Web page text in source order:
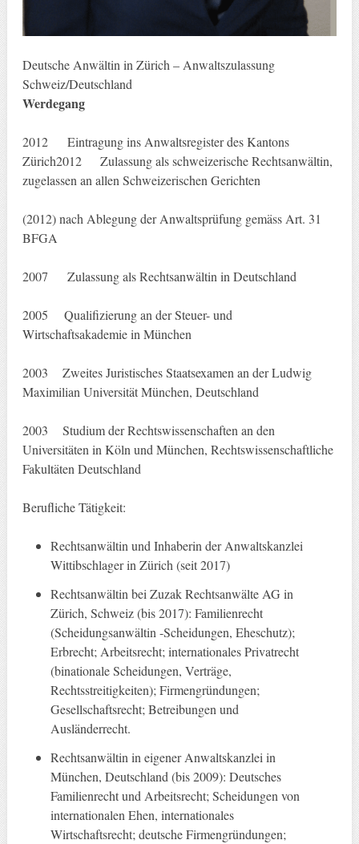
Deutsche Anwältin in Zürich – Anwaltszulassung
Schweiz/Deutschland
Werdegang
2012 Eintragung ins Anwaltsregister des Kantons
Zürich2012 Zulassung als schweizerische Rechtsanwältin,
zugelassen an allen Schweizerischen Gerichten
(2012) nach Ablegung der Anwaltsprüfung gemäss Art. 31
BFGA
2007 Zulassung als Rechtsanwältin in Deutschland
2005 Qualifizierung an der Steuer- und
Wirtschaftsakademie in München
2003 Zweites Juristisches Staatsexamen an der Ludwig
Maximilian Universität München, Deutschland
2003 Studium der Rechtswissenschaften an den
Universitäten in Köln und München, Rechtswissenschaftliche
Fakultäten Deutschland
Berufliche Tätigkeit:
Rechtsanwältin und Inhaberin der Anwaltskanzlei
Wittibschlager in Zürich (seit 2017)
Rechtsanwältin bei Zuzak Rechtsanwälte AG in
Zürich, Schweiz (bis 2017): Familienrecht
(Scheidungsanwältin -Scheidungen, Eheschutz);
Erbrecht; Arbeitsrecht; internationales Privatrecht
(binationale Scheidungen, Verträge,
Rechtsstreitigkeiten); Firmengründungen;
Gesellschaftsrecht; Betreibungen und
Ausländerrecht.
Rechtsanwältin in eigener Anwaltskanzlei in
München, Deutschland (bis 2009): Deutsches
Familienrecht und Arbeitsrecht; Scheidungen von
internationalen Ehen, internationales
Wirtschaftsrecht; deutsche Firmengründungen;